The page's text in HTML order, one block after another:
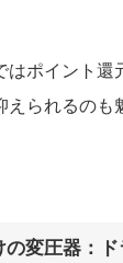
はポイント還
えられるのも
の変圧器：